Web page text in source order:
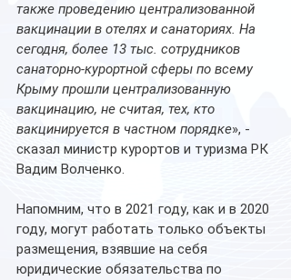
также проведению централизованной
вакцинации в отелях и санаториях. На
сегодня, более 13 тыс. сотрудников
санаторно-курортной сферы по всему
Крыму прошли централизованную
вакцинацию, не считая, тех, кто
вакцинируется в частном порядке», -
сказал министр курортов и туризма РК
Вадим Волченко.
Напомним, что в 2021 году, как и в 2020
году, могут работать только объекты
размещения, взявшие на себя
юридические обязательства по